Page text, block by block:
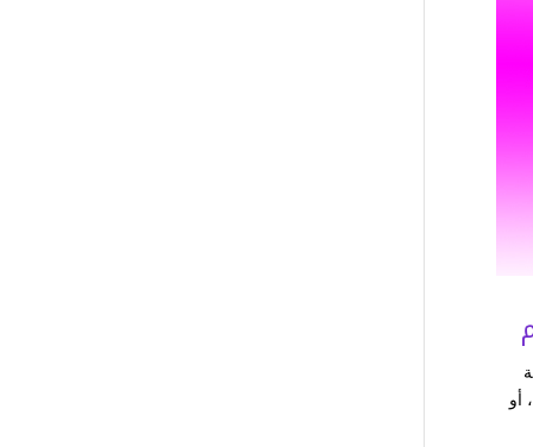
وفي رحلتها أقوال هي أنها في 23 رجب، أو